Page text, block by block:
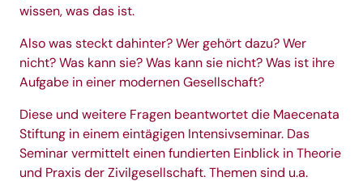
wissen, was das ist.
Also was steckt dahinter? Wer gehört dazu? Wer
nicht? Was kann sie? Was kann sie nicht? Was ist ihre
Aufgabe in einer modernen Gesellschaft?
Diese und weitere Fragen beantwortet die Maecenata
Stiftung in einem eintägigen Intensivseminar. Das
Seminar vermittelt einen fundierten Einblick in Theorie
und Praxis der Zivilgesellschaft. Themen sind u.a.